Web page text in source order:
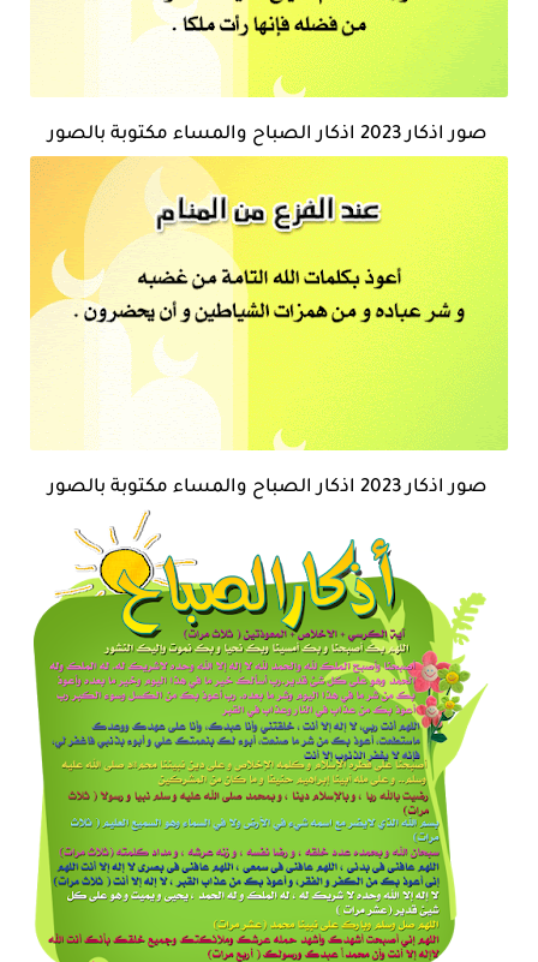
صور اذكار 2023 اذكار الصباح والمساء مكتوبة بالصور
صور اذكار 2023 اذكار الصباح والمساء مكتوبة بالصور